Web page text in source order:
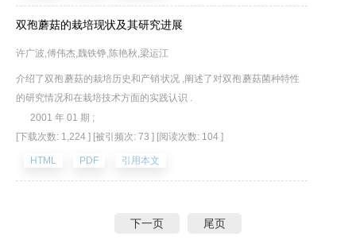
双孢蘑菇的栽培现状及其研究进展
许广波,傅伟杰,魏铁铮,陈艳秋,梁运江
介绍了双孢蘑菇的栽培历史和产销状况 ,阐述了对双孢蘑菇菌种特性
的研究情况和在栽培技术方面的实践认识 .
2001 年 01 期 ;
[下载次数: 1,224 ] [被引频次: 73 ] [阅读次数: 104 ]
HTML PDF 引用本文
下一页 尾页